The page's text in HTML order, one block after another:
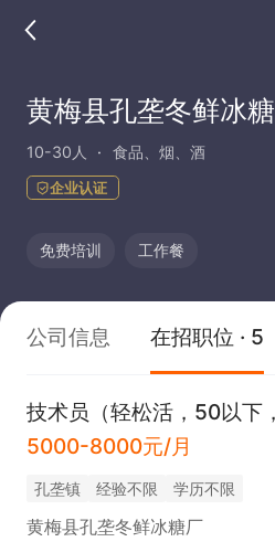
黄梅县孔垄冬鲜冰
10-30人 食品、烟、酒
企业认证
免费培训 工作餐
公司信息 在招职位 · 5
技术员（轻松活，50以下
5000-8000元/月
孔垄镇 经验不限 学历不限
黄梅县孔垄冬鲜冰糖厂